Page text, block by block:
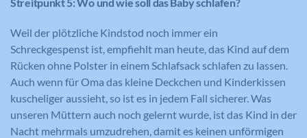
Weil der plötzliche Kindstod noch immer ein
Schreckgespenst ist, empfiehlt man heute, das Kind auf dem
Rücken ohne Polster in einem Schlafsack schlafen zu lassen.
Auch wenn für Oma das kleine Deckchen und Kinderkissen
kuscheliger aussieht, so ist es in jedem Fall sicherer. Was
unseren Müttern auch noch gelernt wurde, ist das Kind in der
Nacht mehrmals umzudrehen, damit es keinen unförmigen
Zweck
verwendet wird, um statistische Daten
dazu, wie der Besucher die Website
nutzt, zu generieren.
Seiten mit integrierten YouTube-Videos
zu schätzen.
Name YSC
Anbieter YouTube